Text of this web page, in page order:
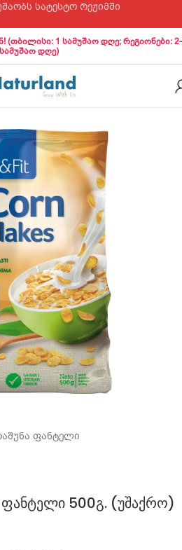
სატესტო რეჟიმში
1 სამუშაო დღე; რეგიონები: 2-
დღე)
ფანტელი
ფანტელი 500გ. (უშაქრო)